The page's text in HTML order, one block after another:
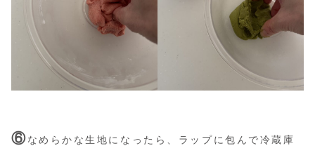
⑥なめらかな生地になったら、ラップに包んで冷蔵庫